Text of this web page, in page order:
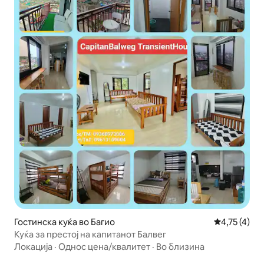
Гостинска куќа во Багио Просечна
4,75 (4)
Куќа за престој на капитанот Балвег
Локација · Однос цена/квалитет · Во близина